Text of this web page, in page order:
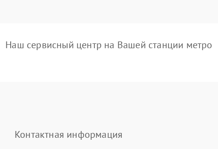
Наш сервисный центр на Вашей станции метро
Контактная информация